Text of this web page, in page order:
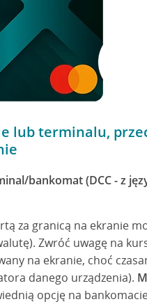
lub terminalu,
bankomat (DCC - z
za granicą na ekranie
Zwróć uwagę na
na ekranie, choć
danego urządzenia).
opcję na